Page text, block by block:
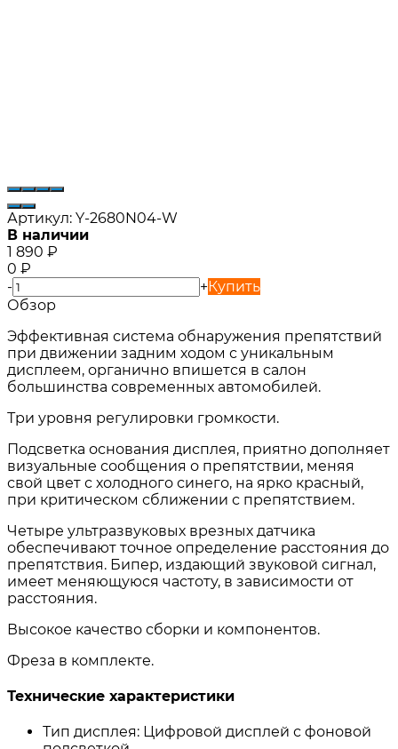
Артикул: Y-2680N04-W
В наличии
1 890 ₽
0 ₽
-
+Купить
Обзор
Эффективная система обнаружения препятствий
при движении задним ходом с уникальным
дисплеем, органично впишется в салон
большинства современных автомобилей.
Три уровня регулировки громкости.
Подсветка основания дисплея, приятно дополняет
визуальные сообщения о препятствии, меняя
свой цвет с холодного синего, на ярко красный,
при критическом сближении с препятствием.
Четыре ультразвуковых врезных датчика
обеспечивают точное определение расстояния до
препятствия. Бипер, издающий звуковой сигнал,
имеет меняющуюся частоту, в зависимости от
расстояния.
Высокое качество сборки и компонентов.
Фреза в комплекте.
Технические характеристики
Тип дисплея: Цифровой дисплей с фоновой